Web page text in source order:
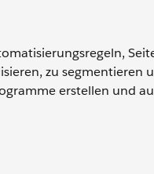
zu segmentieren
erstellen und